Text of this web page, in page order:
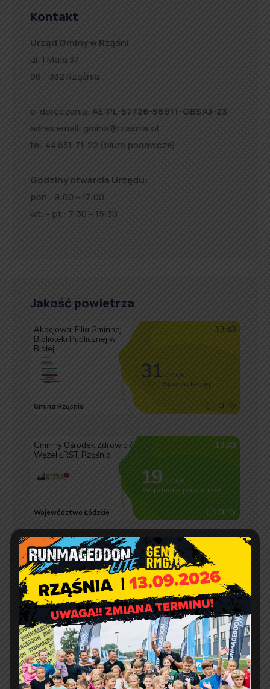
Kontakt
Urząd Gminy w Rząśni
ul. 1 Maja 37
98 – 332 Rząśnia
e-doręczenia: AE:PL-57726-56911-GBSAJ-23
adres email: gmina@rzasnia.pl
tel. 44 631-71-22 (biuro podawcze)
Godziny otwarcia Urzędu:
pon.: 9:00 – 17:00
wt. – pt.: 7:30 – 15:30
Jakość powietrza